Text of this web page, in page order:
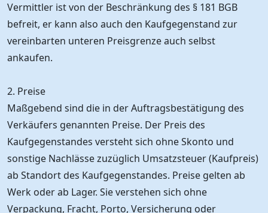
Vermittler ist von der Beschränkung des § 181 BGB
befreit, er kann also auch den Kaufgegenstand zur
vereinbarten unteren Preisgrenze auch selbst
ankaufen.
2. Preise
Maßgebend sind die in der Auftragsbestätigung des
Verkäufers genannten Preise. Der Preis des
Kaufgegenstandes versteht sich ohne Skonto und
sonstige Nachlässe zuzüglich Umsatzsteuer (Kaufpreis)
ab Standort des Kaufgegenstandes. Preise gelten ab
Werk oder ab Lager. Sie verstehen sich ohne
Verpackung, Fracht, Porto, Versicherung oder